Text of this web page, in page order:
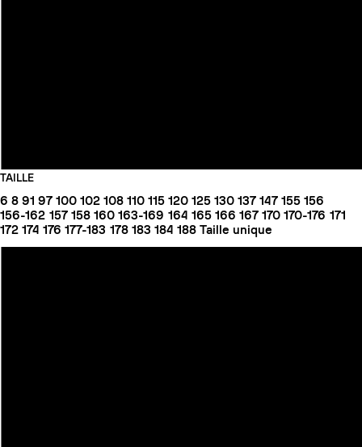
TAILLE
6 8 91 97 100 102 108 110 115 120 125 130 137 147 155 156
156-162 157 158 160 163-169 164 165 166 167 170 170-176 171
172 174 176 177-183 178 183 184 188 Taille unique